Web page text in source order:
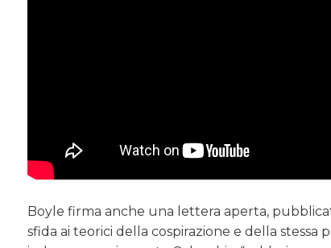
Boyle firma anche una lettera aperta,
sfida ai teorici della cospirazione e della